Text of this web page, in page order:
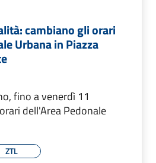
cambiano gli orari
Urbana in Piazza
fino a venerdì 11
dell'Area Pedonale
ZTL